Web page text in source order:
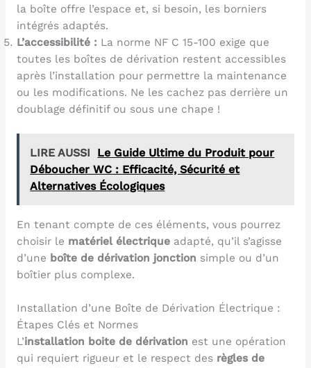
la boîte offre l’espace et, si besoin, les borniers
intégrés adaptés.
L’accessibilité : La norme NF C 15-100 exige que
toutes les boîtes de dérivation restent accessibles
après l’installation pour permettre la maintenance
ou les modifications. Ne les cachez pas derrière un
doublage définitif ou sous une chape !
LIRE AUSSI
Le Guide Ultime du Produit pour
Déboucher WC : Efficacité, Sécurité et
Alternatives Écologiques
En tenant compte de ces éléments, vous pourrez
choisir le matériel électriqueadapté, qu’il s’agisse
d’une boîte de dérivation jonction simple ou d’un
boîtier plus complexe.
Installation d’une Boîte de Dérivation Électrique :
Étapes Clés et Normes
L’installation boite de dérivation est une opération
qui requiert rigueur et le respect des règles de